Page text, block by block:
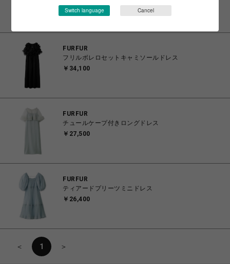
FURFUR
フリルボレロセットキャミソールドレス
￥34,100
FURFUR
チュールケープ付きロングドレス
￥27,500
FURFUR
ティアードプリーツミニドレス
￥26,400
＜ 1 ＞
Switch language Cancel